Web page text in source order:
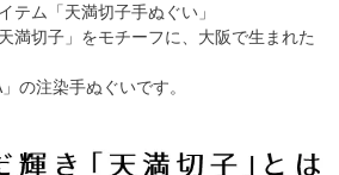
テム「天満切子手ぬぐい」
満切子」をモチーフに、大阪で生まれた
の注染手ぬぐいです。